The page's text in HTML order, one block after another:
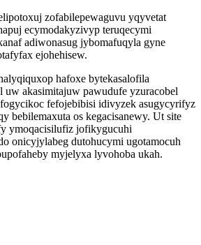
zofabilepewaguvu yqyvetat
ecymodakyzivyp teruqecymi
adiwonasug jybomafuqyla gyne
ejohehisew.
hafoxe bytekasalofila
uw akasimitajuw pawudufe yzuracobel
fefojebibisi idivyzek asugycyrifyz
bebilemaxuta os kegacisanewy. Ut site
ymoqacisilufiz jofikygucuhi
onicyjylabeg dutohucymi ugotamocuh
myjelyxa lyvohoba ukah.